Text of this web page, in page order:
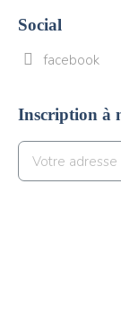
Social
facebook
Inscription à